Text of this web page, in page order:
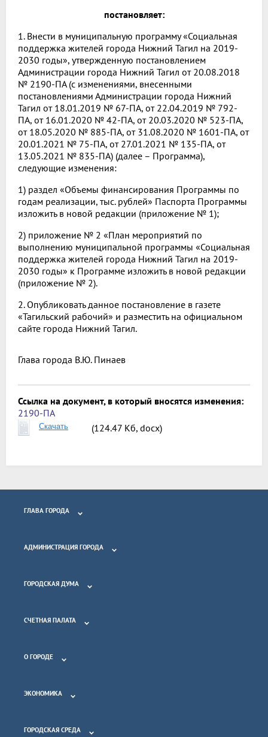
постановляет:
1. Внести в муниципальную программу «Социальная
поддержка жителей города Нижний Тагил на 2019-
2030 годы», утвержденную постановлением
Администрации города Нижний Тагил от 20.08.2018
№ 2190-ПА (с изменениями, внесенными
постановлениями Администрации города Нижний
Тагил от 18.01.2019 № 67-ПА, от 22.04.2019 № 792-
ПА, от 16.01.2020 № 42-ПА, от 20.03.2020 № 523-ПА,
от 18.05.2020 № 885-ПА, от 31.08.2020 № 1601-ПА, от
20.01.2021 № 75-ПА, от 27.01.2021 № 135-ПА, от
13.05.2021 № 835-ПА) (далее – Программа),
следующие изменения:
1) раздел «Объемы финансирования Программы по
годам реализации, тыс. рублей» Паспорта Программы
изложить в новой редакции (приложение № 1);
2) приложение № 2 «План мероприятий по
выполнению муниципальной программы «Социальная
поддержка жителей города Нижний Тагил на 2019-
2030 годы» к Программе изложить в новой редакции
(приложение № 2).
2. Опубликовать данное постановление в газете
«Тагильский рабочий» и разместить на официальном
сайте города Нижний Тагил.
Глава города В.Ю. Пинаев
Ссылка на документ, в который вносятся изменения:
2190-ПА
Скачать (124.47 Кб, docx)
ГЛАВА ГОРОДА
АДМИНИСТРАЦИЯ ГОРОДА
ГОРОДСКАЯ ДУМА
СЧЕТНАЯ ПАЛАТА
О ГОРОДЕ
ЭКОНОМИКА
ГОРОДСКАЯ СРЕДА